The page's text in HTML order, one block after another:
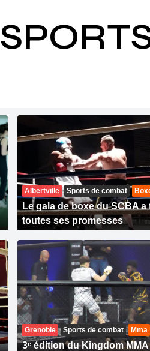
Albertville Sports de combat
Le gala de boxe du SCBA a
toutes ses promesses
Grenoble Sports de combat Mma
3ᵉ édition du Kingdom MMA